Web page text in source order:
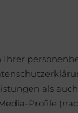
als
Profile